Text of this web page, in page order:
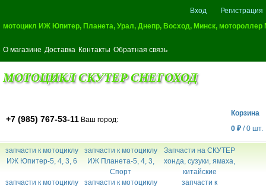
Вход
Регистрация
мотоцикл ИЖ Юпитер, Планета, Урал, Днепр, Восход, Минск,
О магазине Доставка Контакты Обратная связь
МОТОЦИКЛ СКУТЕР СНЕГОХОД
+7 (985) 767-53-11 Ваш город:
Корзина
0 ₽ /0 шт.
запчасти к мотоциклу
ИЖ Юпитер-5, 4, 3, 6
запчасти к мотоциклу
ИЖ Планета-5, 4, 3,
Спорт
Запчасти на СКУТЕР
хонда, сузуки, ямаха,
китайские
запчасти к мотоциклу
запчасти к мотоциклу
запчасти к